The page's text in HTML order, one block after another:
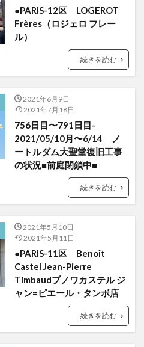
●PARIS-12区 LOGEROT
Frères（ロジェロ フレー
ル）
続きを読む
2021年6月9日
2021年7月18日
756日目〜791日目-
2021/05/10月〜6/14 ノ
ートルダム大聖堂復旧工事
の状況■前庭閉鎖中■
続きを読む
2021年5月10日
2021年5月11日
●PARIS-11区 Benoît
Castel Jean-Pierre
Timbaudブノワカステル ジ
ャン=ピエール・タンボ店
続きを読む